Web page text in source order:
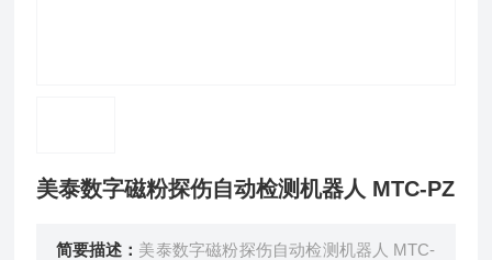
美泰数字磁粉探伤自动检测机器人 MTC-PZ
简要描述： 美泰数字磁粉探伤自动检测机器人 MTC-